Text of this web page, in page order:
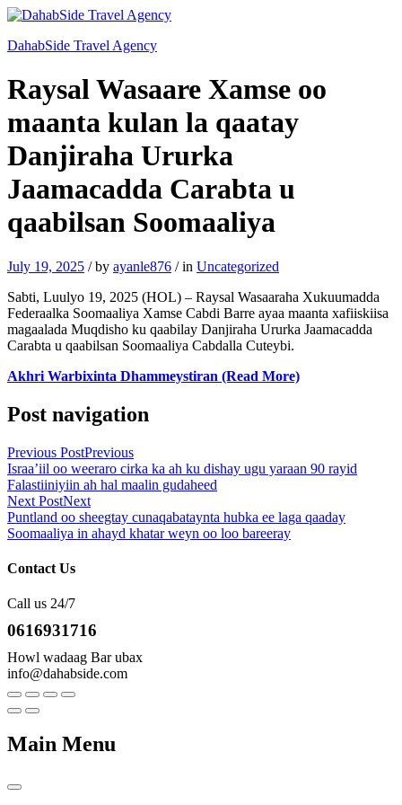
DahabSide Travel Agency
Raysal Wasaare Xamse oo
maanta kulan la qaatay
Danjiraha Ururka
Jaamacadda Carabta u
qaabilsan Soomaaliya
July 19, 2025 /by ayanle876 /in Uncategorized
Sabti, Luulyo 19, 2025 (HOL) – Raysal Wasaaraha Xukuumadda
Federaalka Soomaaliya Xamse Cabdi Barre ayaa maanta xafiiskiisa
magaalada Muqdisho ku qaabilay Danjiraha Ururka Jaamacadda
Carabta u qaabilsan Soomaaliya Cabdalla Cuteybi.
Akhri Warbixinta Dhammeystiran (Read More)
Post navigation
Previous PostPrevious
Israa’iil oo weeraro cirka ka ah ku dishay ugu yaraan 90 rayid
Falastiiniyiin ah hal maalin gudaheed
Next PostNext
Puntland oo sheegtay cunaqabataynta hubka ee laga qaaday
Soomaaliya in ahayd khatar weyn oo loo bareeray
Contact Us
Call us 24/7
0616931716
Howl wadaag Bar ubax
info@dahabside.com
Main Menu